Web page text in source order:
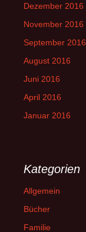
Dezember 2016
November 2016
September 2016
August 2016
Juni 2016
April 2016
Januar 2016
Kategorien
Allgemein
Bücher
Familie